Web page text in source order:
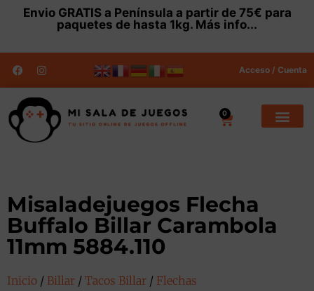
Envio GRATISa Península a partir de 75€ para
paquetes de hasta 1kg. Más info...
Acceso / Cuenta
0
Misaladejuegos Flecha
Buffalo Billar Carambola
11mm 5884.110
Inicio / Billar / Tacos Billar / Flechas